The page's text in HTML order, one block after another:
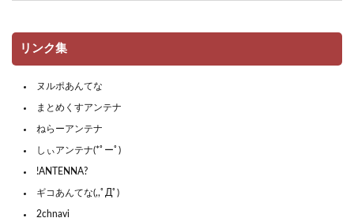
リンク集
ヌルポあんてな
まとめくすアンテナ
ねらーアンテナ
しぃアンテナ(*ﾟーﾟ)
!ANTENNA?
ギコあんてな(,,ﾟДﾟ)
2chnavi